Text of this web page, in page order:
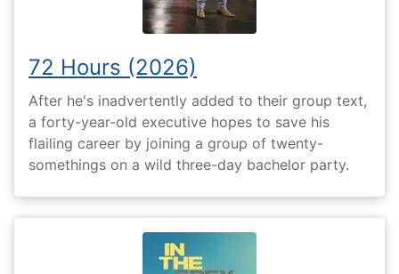
72 Hours (2026)
After he's inadvertently added to their group text,
a forty-year-old executive hopes to save his
flailing career by joining a group of twenty-
somethings on a wild three-day bachelor party.